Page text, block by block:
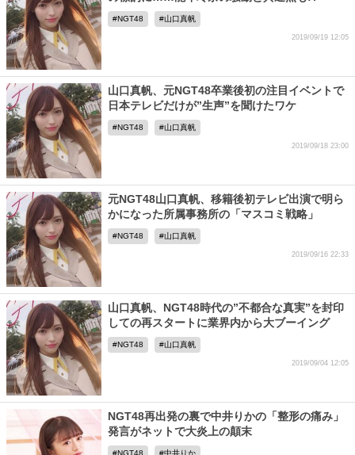
NGT48 山口真帆
2019/09/19 12:05
山口真帆、元NGT48卒業後初の注目イベントで
日本テレビだけが”生声”を聞けたワケ
NGT48 山口真帆
2019/09/18 23:00
元NGT48山口真帆、移籍後初テレビ出演で明ら
かになった所属事務所の「マスコミ戦略」
NGT48 山口真帆
2019/09/16 22:33
山口真帆、NGT48時代の”不都合な真実”を封印
しての再スタートに業界内から大ブーイング
NGT48 山口真帆
2019/09/04 12:05
NGT48再出発の裏で中井りかの「整形の痛み」
発言がネットで大炎上の顛末
NGT48 中井りか